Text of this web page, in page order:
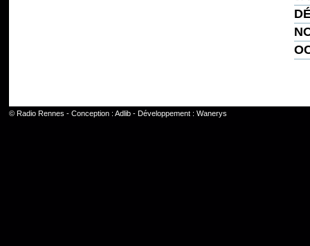
© Radio Rennes - Conception : Adlib- Développement : Wanerys